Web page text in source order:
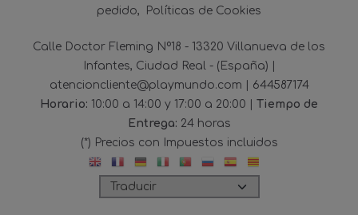
pedido
Políticas de Cookies
Calle Doctor Fleming Nº18 - 13320 Villanueva de los
Infantes, Ciudad Real - (España) |
atencioncliente@playmundo.com | 644587174
Horario: 10:00 a 14:00 y 17:00 a 20:00 | Tiempo de
Entrega: 24 horas
(*) Precios con Impuestos incluidos